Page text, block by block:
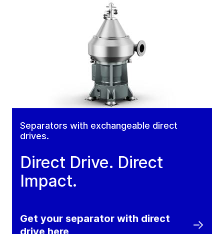
Separators with exchangeable direct
drives.
Direct Drive. Direct
Impact.
Get your separator with direct
drive here